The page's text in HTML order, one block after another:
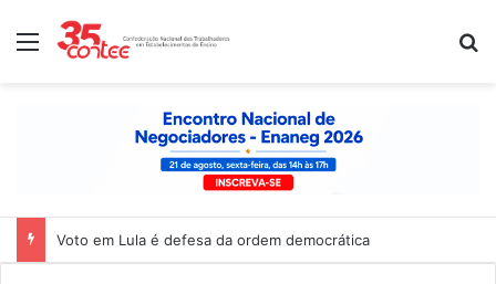
Menu
Voto em Lula é defesa da ordem democrática